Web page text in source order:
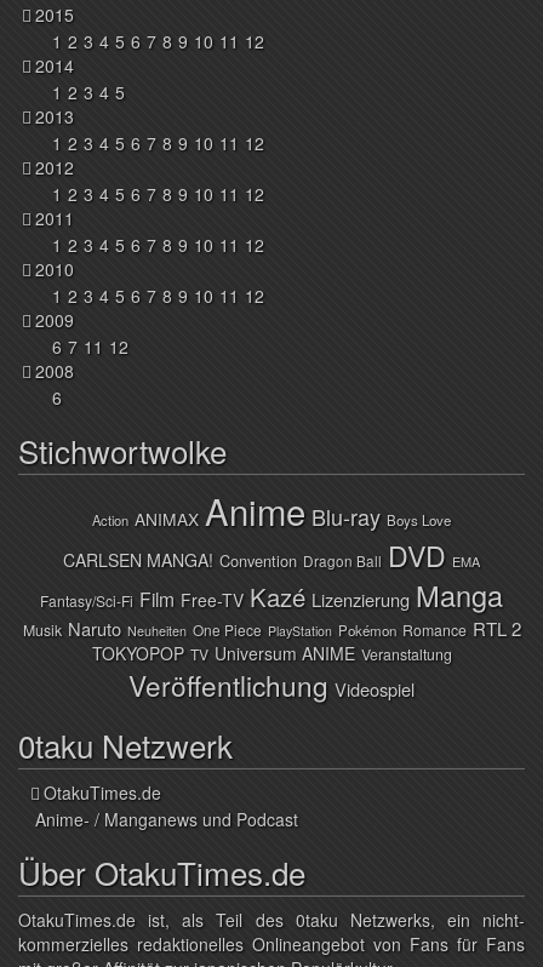
2015
1 2 3 4 5 6 7 8 9 10 11 12
2014
1 2 3 4 5
2013
1 2 3 4 5 6 7 8 9 10 11 12
2012
1 2 3 4 5 6 7 8 9 10 11 12
2011
1 2 3 4 5 6 7 8 9 10 11 12
2010
1 2 3 4 5 6 7 8 9 10 11 12
2009
6 7 11 12
2008
6
Stichwortwolke
Action ANIMAX Anime Blu-ray Boys Love
CARLSEN MANGA! Convention Dragon Ball DVD EMA
Fantasy/Sci-Fi Film Free-TV Kazé Lizenzierung Manga
Musik Naruto Neuheiten One Piece PlayStation Pokémon Romance RTL 2
TOKYOPOP TV Universum ANIME Veranstaltung
Veröffentlichung Videospiel
0taku Netzwerk
OtakuTimes.de
Anime- / Manganews und Podcast
Über OtakuTimes.de
OtakuTimes.de ist, als Teil des 0taku Netzwerks, ein nicht-
kommerzielles redaktionelles Onlineangebot von Fans für Fans